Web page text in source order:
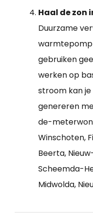
Haal de zon
Duurzame
gebruiken
werken op
stroom kan
genereren
de-
Winschoten,
Beerta,
Scheemda-
Midwolda,